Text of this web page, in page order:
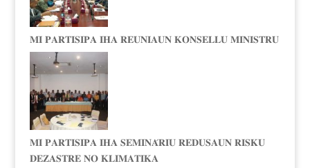
𝐌𝐈 𝐏𝐀𝐑𝐓𝐈𝐒𝐈𝐏𝐀 𝐈𝐇𝐀 𝐑𝐄𝐔𝐍𝐈𝐀𝐔𝐍 𝐊𝐎𝐍𝐒𝐄𝐋𝐋𝐔 𝐌𝐈𝐍𝐈𝐒𝐓𝐑𝐔
𝐌𝐈 𝐏𝐀𝐑𝐓𝐈𝐒𝐈𝐏𝐀 𝐈𝐇𝐀 𝐒𝐄𝐌𝐈𝐍𝐀́𝐑𝐈𝐔 𝐑𝐄𝐃𝐔𝐒𝐀𝐔𝐍 𝐑𝐈𝐒𝐊𝐔
𝐃𝐄𝐙𝐀𝐒𝐓𝐑𝐄 𝐍𝐎 𝐊𝐋𝐈𝐌𝐀𝐓𝐈𝐊𝐀